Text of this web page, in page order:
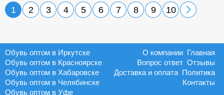
1 2 3 4 5 6 7 8 9 10
Обувь оптом в Иркутске
Обувь оптом в Красноярске
Обувь оптом в Хабаровске
Обувь оптом в Челябинске
Обувь оптом в Уфе
Главная
О компании
Отзывы
Вопрос ответ
Политика
Доставка и оплата
Контакты